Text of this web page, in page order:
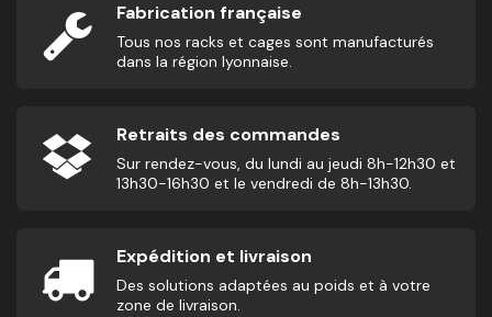
Fabrication française
Tous nos racks et cages sont manufacturés
dans la région lyonnaise.
Retraits des commandes
Sur rendez-vous, du lundi au jeudi 8h-12h30 et
13h30-16h30 et le vendredi de 8h-13h30.
Expédition et livraison
Des solutions adaptées au poids et à votre
zone de livraison.